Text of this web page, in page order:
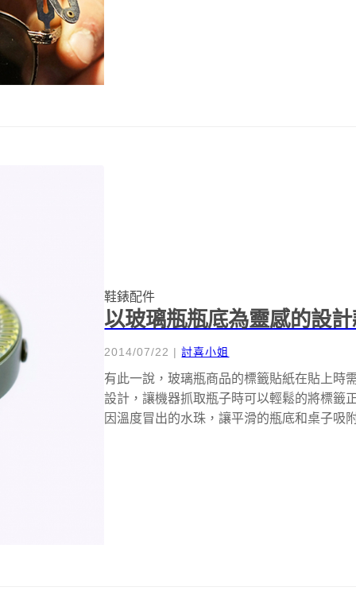
鞋錶配件
以玻璃瓶瓶底為靈感的設
2014/07/22 |討喜小姐
有此一說，玻璃瓶商品的標籤貼紙在貼上時
設計，讓機器抓取瓶子時可以輕鬆的將標籤
因溫度冒出的水珠，讓平滑的瓶底和桌子吸